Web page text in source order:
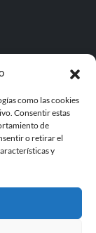
como las cookies
Consentir estas
de
o retirar el
y